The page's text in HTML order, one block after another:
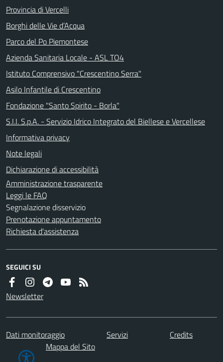
Provincia di Vercelli
Borghi delle Vie d’Acqua
Parco del Po Piemontese
Azienda Sanitaria Locale - ASL TO4
Istituto Comprensivo "Crescentino Serra"
Asilo Infantile di Crescentino
Fondazione "Santo Spirito - Borla"
S.I.I. S.p.A. - Servizio Idrico Integrato del Biellese e Vercellese
Informativa privacy
Note legali
Dichiarazione di accessibilità
Amministrazione trasparente
Leggi le FAQ
Segnalazione disservizio
Prenotazione appuntamento
Richiesta d'assistenza
SEGUICI SU
Newsletter
Dati monitoraggio Servizi
Credits
Mappa del Sito